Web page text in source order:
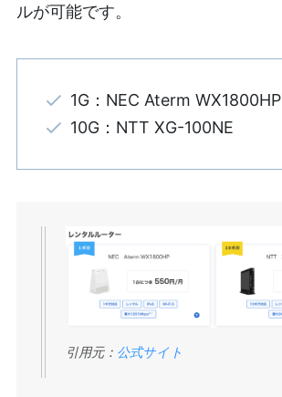
ルが可能です。
1G：NEC Aterm WX1800HP
10G：NTT XG-100NE
引用元： 公式サイト